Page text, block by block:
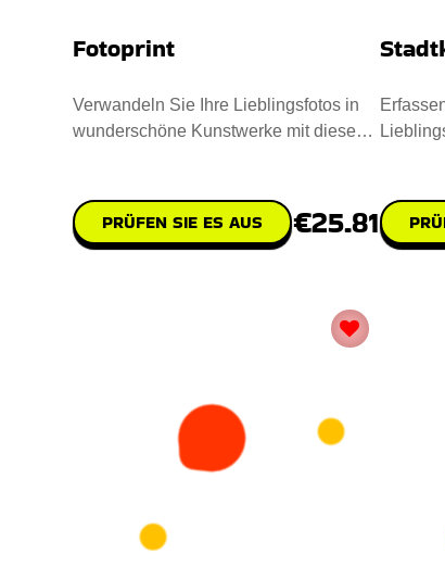
Fotoprint
Verwandeln Sie Ihre Lieblingsfotos in
wunderschöne Kunstwerke mit diesen
PRÜFEN SIE ES AUS €25.81